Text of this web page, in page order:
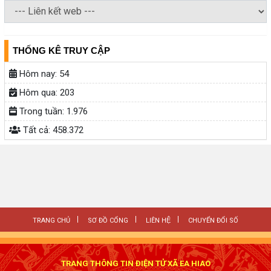
THỐNG KÊ TRUY CẬP
Hôm nay: 54
Hôm qua: 203
Trong tuần: 1.976
Tất cả: 458.372
TRANG CHỦ SƠ ĐỒ CỔNG LIÊN HỆ CHUYỂN ĐỔI SỐ
TRANG THÔNG TIN ĐIỆN TỬ XÃ EA HIAO